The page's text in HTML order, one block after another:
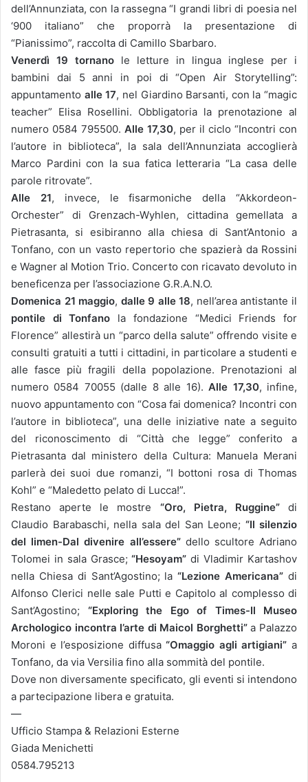
dell’Annunziata, con la rassegna “I grandi libri di poesia nel
‘900 italiano” che proporrà la presentazione di
“Pianissimo”, raccolta di Camillo Sbarbaro.
Venerdì 19 tornano le letture in lingua inglese per i
bambini dai 5 anni in poi di “Open Air Storytelling”:
appuntamento alle 17, nel Giardino Barsanti, con la “magic
teacher” Elisa Rosellini. Obbligatoria la prenotazione al
numero 0584 795500. Alle 17,30, per il ciclo “Incontri con
l’autore in biblioteca”, la sala dell’Annunziata accoglierà
Marco Pardini con la sua fatica letteraria “La casa delle
parole ritrovate”.
Alle 21, invece, le fisarmoniche della “Akkordeon-
Orchester” di Grenzach-Wyhlen, cittadina gemellata a
Pietrasanta, si esibiranno alla chiesa di Sant’Antonio a
Tonfano, con un vasto repertorio che spazierà da Rossini
e Wagner al Motion Trio. Concerto con ricavato devoluto in
beneficenza per l’associazione G.R.A.N.O.
Domenica 21 maggio, dalle 9 alle 18, nell’area antistante il
pontile di Tonfano la fondazione “Medici Friends for
Florence” allestirà un “parco della salute” offrendo visite e
consulti gratuiti a tutti i cittadini, in particolare a studenti e
alle fasce più fragili della popolazione. Prenotazioni al
numero 0584 70055 (dalle 8 alle 16).Alle 17,30, infine,
nuovo appuntamento con “Cosa fai domenica? Incontri con
l’autore in biblioteca”, una delle iniziative nate a seguito
del riconoscimento di “Città che legge” conferito a
Pietrasanta dal ministero della Cultura: Manuela Merani
parlerà dei suoi due romanzi, “I bottoni rosa di Thomas
Kohl” e “Maledetto pelato di Lucca!”.
Restano aperte le mostre “Oro, Pietra, Ruggine”di
Claudio Barabaschi, nella sala del San Leone; “Il silenzio
del limen-Dal divenire all’essere”dello scultore Adriano
Tolomei in sala Grasce;“Hesoyam” di Vladimir Kartashov
nella Chiesa di Sant’Agostino; la“Lezione Americana” di
Alfonso Clerici nelle sale Putti e Capitolo al complesso di
Sant’Agostino; “Exploring the Ego of Times-Il Museo
Archologico incontra l’arte di Maicol Borghetti”a Palazzo
Moroni e l’esposizione diffusa“Omaggio agli artigiani” a
Tonfano, da via Versilia fino alla sommità del pontile.
Dove non diversamente specificato, gli eventi si intendono
a partecipazione libera e gratuita.
—
Ufficio Stampa & Relazioni Esterne
Giada Menichetti
0584.795213